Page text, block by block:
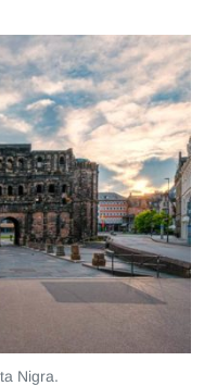
Nigra.